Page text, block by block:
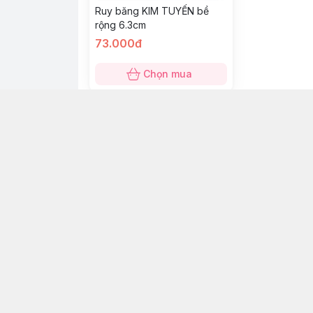
Ruy băng KIM TUYẾN bề
rộng 6.3cm
73.000đ
Chọn mua